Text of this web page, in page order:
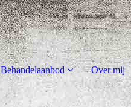
Behandelaanbod Over mij